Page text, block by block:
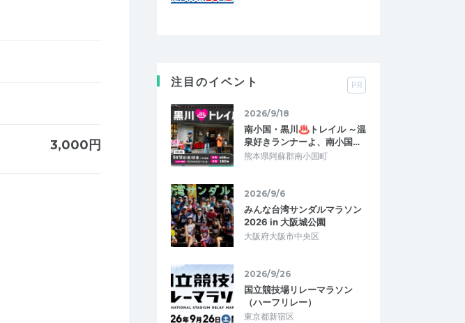
3,000円
注目のイベント PR
2026/9/18
南小国・黒川♨トレイル ～温
泉好きランナーよ、南小国…
熊本県阿蘇郡南小国町
2026/9/6
みんな台湾サンダルマラソン
2026 in 大阪城公園
大阪府大阪市中央区
2026/9/26
国立競技場リレーマラソン
（ハーフリレー）
東京都新宿区